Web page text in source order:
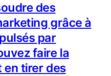
des
grâce à
par
faire la
tirer des